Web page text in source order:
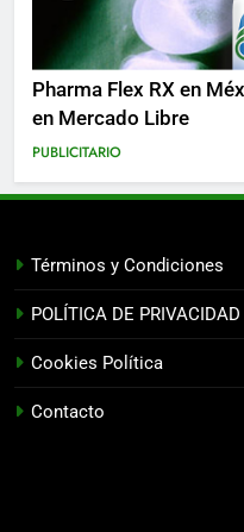
Pharma Flex RX en
en Mercado Libre
PUBLICITARIO
Términos y Condiciones
POLÍTICA DE
Cookies Política
Contacto